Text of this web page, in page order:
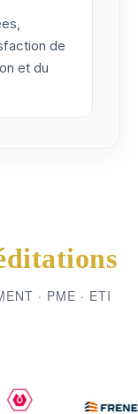
de
et du
· PME · ETI